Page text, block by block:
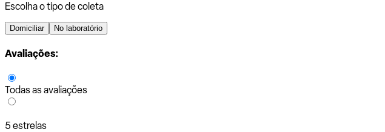
Escolha o tipo de coleta
Domiciliar No laboratório
Avaliações:
Todas as avaliações
5 estrelas